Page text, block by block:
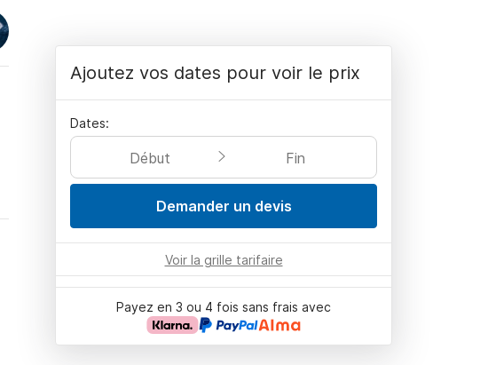
Ajoutez vos dates pour voir le prix
Dates:
Début Fin
Demander un devis
Voir la grille tarifaire
Payez en 3 ou 4 fois sans frais avec